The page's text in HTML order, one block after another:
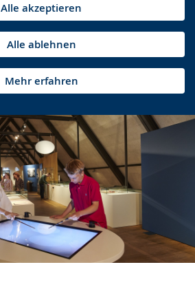
Alle akzeptieren
Alle ablehnen
Mehr erfahren